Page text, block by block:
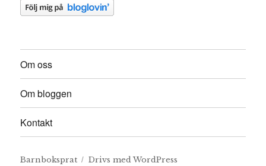
Om oss
Om bloggen
Kontakt
Barnboksprat Drivs med WordPress